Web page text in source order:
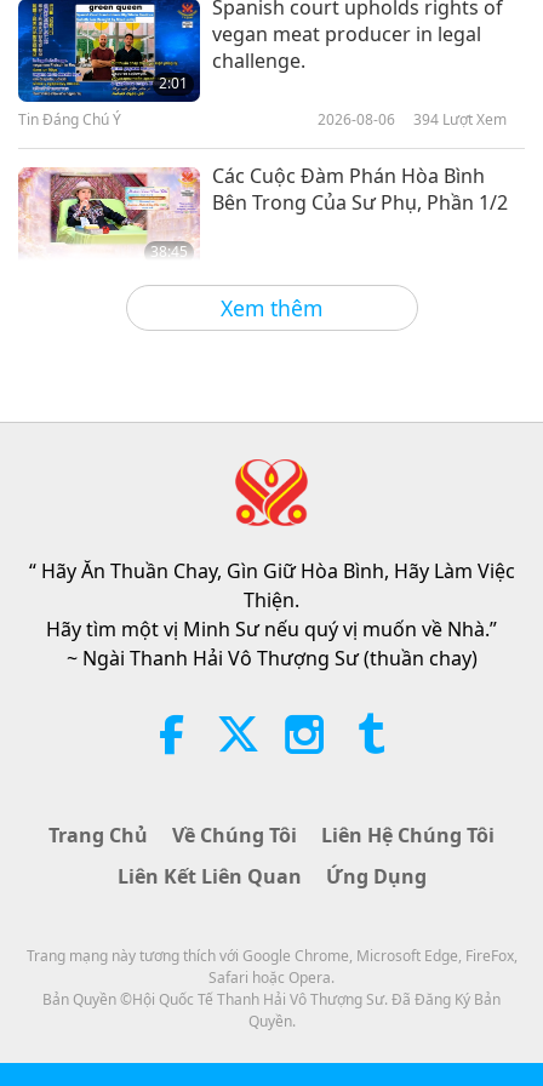
Cung Điện Fontainebleau: Nơi Ở
Của Các Vị Vua
Xem thêm
2:01
Spanish court upholds rights of
vegan meat producer in legal
challenge.
Tin Đáng Chú Ý 2026-08-06 394 Lượt Xem
38:45
Các Cuộc Đàm Phán Hòa Bình
Bên Trong Của Sư Phụ, Phần 1/2
2026-08-06 1057
25:38
“Fast Charge” Is Wonderful Way
Whenever Material World Begins
to Feel Too Imposing
Tin Đáng Chú Ý 2026-08-05 1435Lượt Xem
38:07
Đạo Đức Hồi Giáo Về Nước: Trích
Tuyển Kinh Hadith, Phần 1/2
Lời Thánh Khải 2026-08-05 318Lượt Xem
Không Chỉ Canxi: Những Thói
Khỏe Xương
“ Hãy Ăn Thuần Chay, Gìn Giữ Hòa Bình, Hãy Làm Việc
Thiện.
Hãy tìm một vị Minh Sư nếu quý vị muốn về Nhà.”
~ Ngài Thanh Hải Vô Thượng Sư (thuần chay)
Trang Chủ Về Chúng Tôi
Liên Hệ Chúng Tôi
Liên Kết Liên Quan
Ứng Dụng
Trang mạng này tương thích với Google Chrome, Microsoft Edge, FireFox,
Safari hoặc Opera.
Bản Quyền ©Hội Quốc Tế Thanh Hải Vô Thượng Sư. Đã Đăng Ký Bản
Quyền.